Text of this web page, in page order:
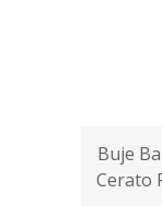
Buje
Cerato